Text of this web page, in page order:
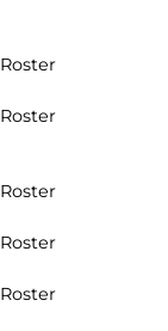
Roster
Roster
Roster
Roster
Roster